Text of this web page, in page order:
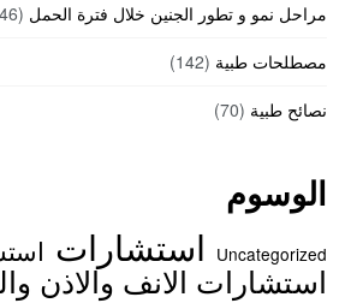
مراحل نمو و تطور الجنين خلال فترة الحمل (46)
مصطلحات طبية (142)
نصائح طبية (70)
الوسوم
Uncategorized استشارات
استشارات الانف والاذن